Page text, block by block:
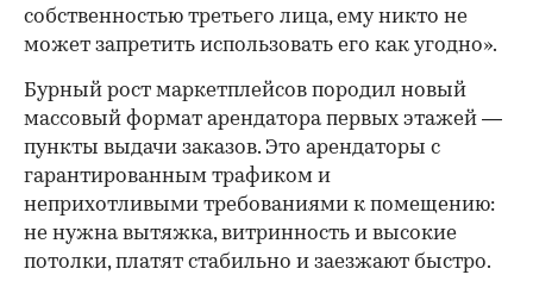
собственностью третьего лица, ему никто не
может запретить использовать его как угодно».
Бурный рост маркетплейсов породил новый
массовый формат арендатора первых этажей —
пункты выдачи заказов. Это арендаторы с
гарантированным трафиком и
неприхотливыми требованиями к помещению:
не нужна вытяжка, витринность и высокие
потолки, платят стабильно и заезжают быстро.